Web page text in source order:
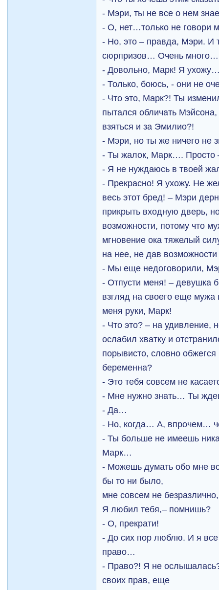
- Мэри, ты не все о нем
- О, нет…только не говори
- Но, это – правда, Мэри. И
сюрпризов… Очень много…
- Довольно, Марк! Я
- Только, боюсь, - они не
- Что это, Марк?! Ты
пытался обличать
взяться и за Эмилио?!
- Мэри, но ты же ничего не
- Ты жалок, Марк….
- Я не нуждаюсь в твоей
- Прекрасно! Я ухожу. Не
весь этот бред! – Мэри
прикрыть входную дверь,
возможности, потому что
мгновение ока тяжелый
на нее, не дав
- Мы еще недоговорили,
- Отпусти меня! – девушка
взгляд на своего еще мужа
меня руки, Марк!
- Что это? – на удивление,
ослабил хватку и
порывисто, словно
беременна?
- Это тебя совсем не
- Мне нужно знать… Ты
- Да…
- Но, когда… А, впрочем…
- Ты больше не имеешь
Марк…
- Можешь думать обо мне
бы то ни было,
мне совсем не
Я любил тебя,– помнишь?
- О, прекрати!
- До сих пор люблю. И я
право…
- Право?! Я не
своих прав, еще